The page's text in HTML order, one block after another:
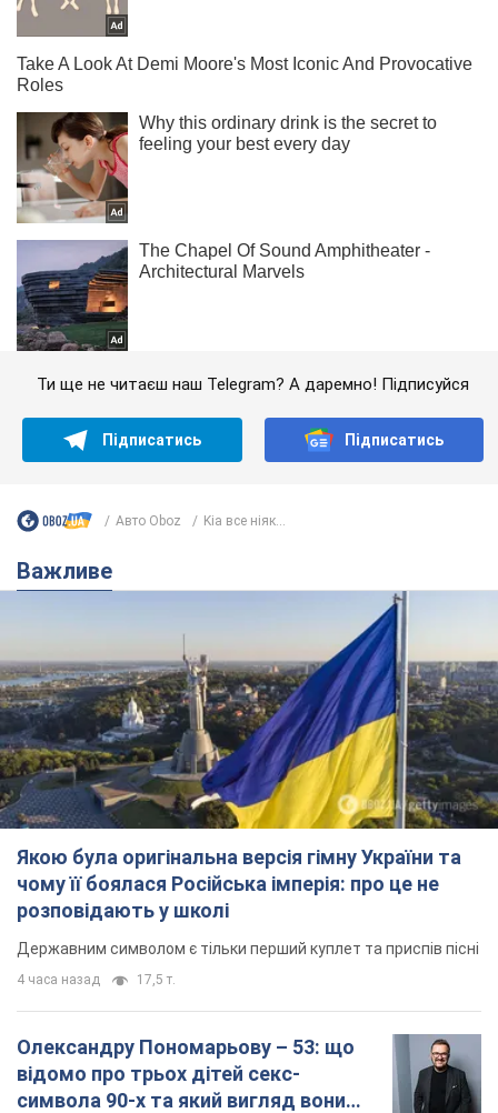
Ти ще не читаєш наш Telegram? А даремно! Підписуйся
Підписатись Підписатись
Авто Oboz Kia все ніяк...
Важливе
Якою була оригінальна версія гімну України та
чому її боялася Російська імперія: про це не
розповідають у школі
Державним символом є тільки перший куплет та приспів пісні
4 часа назад 17,5 т.
Олександру Пономарьову – 53: що
відомо про трьох дітей секс-
символа 90-х та який вигляд вони